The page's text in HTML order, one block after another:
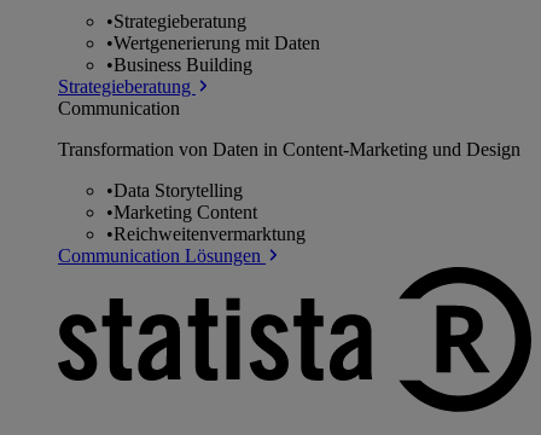
•Strategieberatung
•Wertgenerierung mit Daten
•Business Building
Strategieberatung
Communication
Transformation von Daten in Content-Marketing und Design
•Data Storytelling
•Marketing Content
•Reichweitenvermarktung
Communication Lösungen